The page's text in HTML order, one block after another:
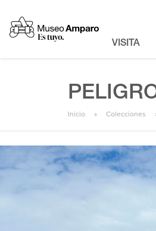
VISITA
Inicio Colecciones